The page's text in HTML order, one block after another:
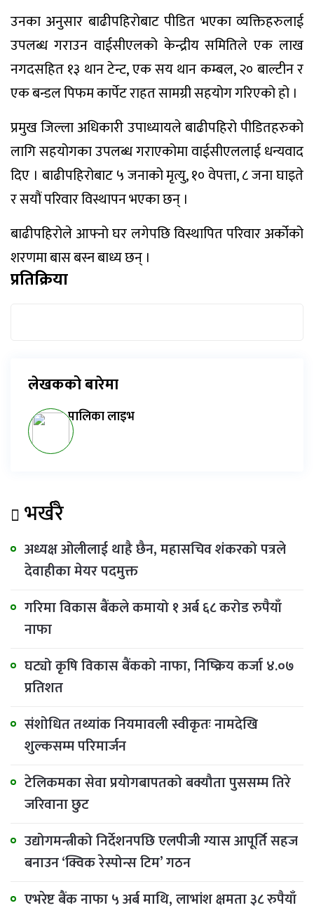
उनका अनुसार बाढीपहिरोबाट पीडित भएका व्यक्तिहरुलाई
उपलब्ध गराउन वाईसीएलको केन्द्रीय समितिले एक लाख
नगदसहित १३ थान टेन्ट, एक सय थान कम्बल, २० बाल्टीन र
एक बन्डल पिफम कार्पेट राहत सामग्री सहयोग गरिएको हो ।
प्रमुख जिल्ला अधिकारी उपाध्यायले बाढीपहिरो पीडितहरुको
लागि सहयोगका उपलब्ध गराएकोमा वाईसीएललाई धन्यवाद
दिए । बाढीपहिरोबाट ५ जनाको मृत्यु, १० वेपत्ता, ८ जना घाइते
र सयौं परिवार विस्थापन भएका छन् ।
बाढीपहिरोले आफ्नो घर लगेपछि विस्थापित परिवार अर्कोको
शरणमा बास बस्न बाध्य छन् ।
प्रतिक्रिया
लेखकको बारेमा
पालिका लाइभ
भर्खरै
अध्यक्ष ओलीलाई थाहै छैन, महासचिव शंकरको पत्रले
देवाहीका मेयर पदमुक्त
गरिमा विकास बैंकले कमायो १ अर्ब ६८ करोड रुपैयाँ
नाफा
घट्यो कृषि विकास बैंकको नाफा, निष्क्रिय कर्जा ४.०७
प्रतिशत
संशोधित तथ्यांक नियमावली स्वीकृतः नामदेखि
शुल्कसम्म परिमार्जन
टेलिकमका सेवा प्रयोगबापतको बक्यौता पुससम्म तिरे
जरिवाना छुट
उद्योगमन्त्रीको निर्देशनपछि एलपीजी ग्यास आपूर्ति सहज
बनाउन ‘क्विक रेस्पोन्स टिम’ गठन
एभरेष्ट बैंक नाफा ५ अर्ब माथि, लाभांश क्षमता ३८ रुपैयाँ